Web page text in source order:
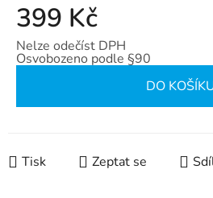
399 Kč
Nelze odečíst DPH
Osvobozeno podle §90
DO
Tisk Zeptat se